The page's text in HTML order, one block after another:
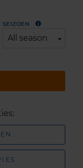
SEIZOEN
All season